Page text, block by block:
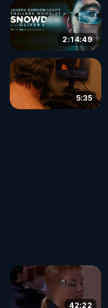
2:14:49
5:35
42:22